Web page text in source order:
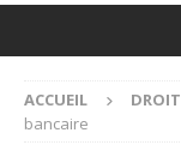
ACCUEIL DROIT
bancaire